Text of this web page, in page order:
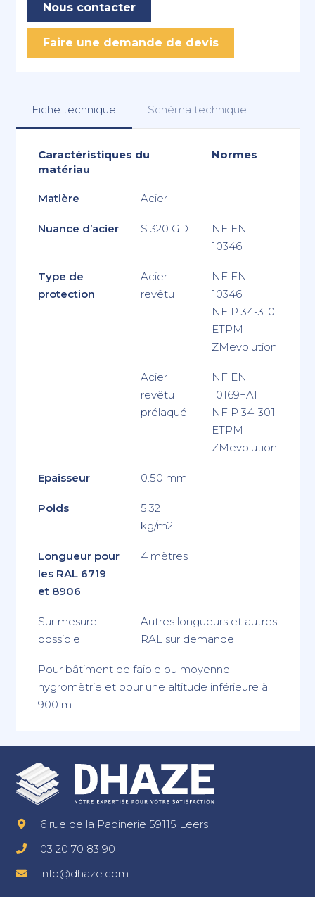
Nous contacter
Faire une demande de devis
Fiche technique Schéma technique
Caractéristiques du
matériau
Normes
Matière Acier
Nuance d’acier S 320 GD
NF EN
10346
Type de
protection
Acier
revêtu
NF EN
10346
NF P 34-310
ETPM
ZMevolution
Acier
revêtu
prélaqué
NF EN
10169+A1
NF P 34-301
ETPM
ZMevolution
Epaisseur 0.50 mm
Poids
5.32
kg/m2
Longueur pour
les RAL 6719
et 8906
4 mètres
Sur mesure
possible
Autres longueurs et autres
RAL sur demande
Pour bâtiment de faible ou moyenne
hygromètrie et pour une altitude inférieure à
900 m
6 rue de la Papinerie 59115 Leers
03 20 70 83 90
info@dhaze.com